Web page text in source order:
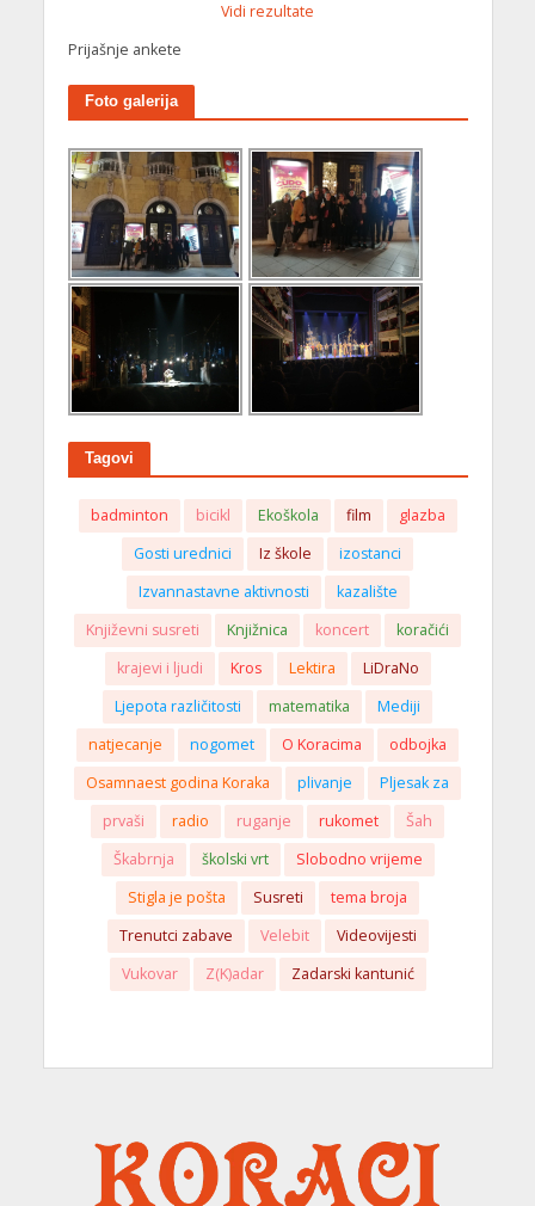
Vidi rezultate
Prijašnje ankete
Foto galerija
Tagovi
badminton bicikl Ekoškola film
glazba
Gosti urednici
Iz škole
izostanci
Izvannastavne aktivnosti
kazalište
Književni susreti
Knjižnica koncert
koračići
krajevi i ljudi
Kros Lektira
LiDraNo
Ljepota različitosti
matematika
Mediji
natjecanje
nogomet O Koracima
odbojka
Osamnaest godina Koraka
plivanje
Pljesak za
prvaši
radio ruganje rukomet
Šah
Škabrnja
školski vrt
Slobodno vrijeme
Stigla je pošta
Susreti
tema broja
Trenutci zabave
Velebit
Videovijesti
Vukovar
Z(K)adar Zadarski kantunić